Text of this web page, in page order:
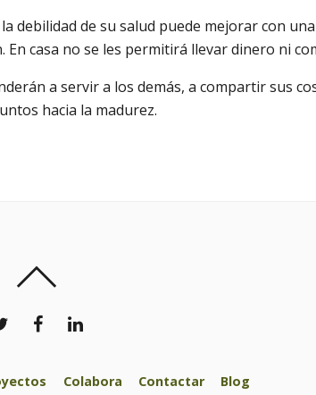
debilidad de su salud puede mejorar con
casa no se les permitirá llevar dinero ni
a servir a los demás, a compartir sus
hacia la madurez.
Colabora Contactar Blog